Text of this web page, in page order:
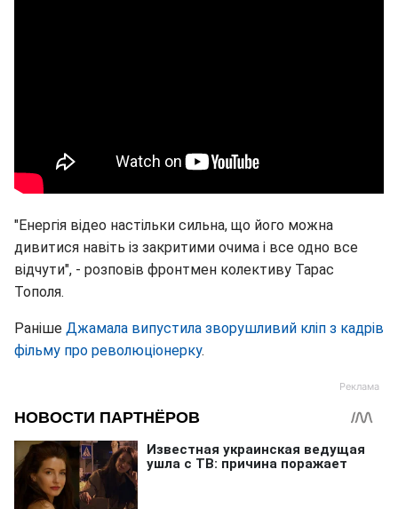
"Енергія відео настільки сильна, що його можна
дивитися навіть із закритими очима і все одно все
відчути", - розповів фронтмен колективу Тарас
Тополя.
Раніше Джамала випустила зворушливий кліп з кадрів
фільму про революціонерку.